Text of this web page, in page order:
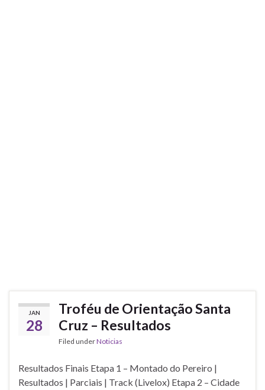
JAN
28
Troféu de Orientação Santa
Cruz – Resultados
Filed underNoticias
Resultados Finais Etapa 1 – Montado do Pereiro |
Resultados | Parciais | Track (Livelox) Etapa 2 – Cidade